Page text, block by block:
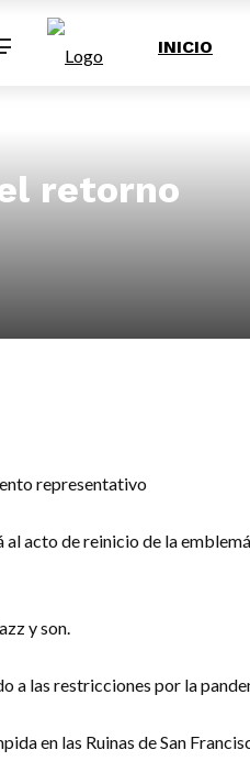
INICIO
retorno
representativo
acto de reinicio de la
y son.
a las restricciones por la
en las Ruinas de San